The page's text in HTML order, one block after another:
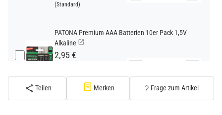
(Standard)
PATONA Premium AAA Batterien 10er Pack 1,5V
Alkaline
2,95 €
(Standard)
Teilen Merken Frage zum Artikel